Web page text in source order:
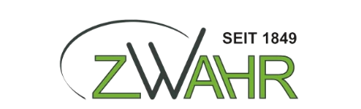
Zum Hauptinhalt springen